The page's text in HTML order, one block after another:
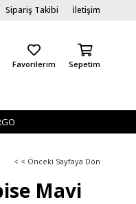
Sipariş Takibi İletişim
Sepetim
Favorilerim
< < Önceki Sayfaya Dön
Mavi